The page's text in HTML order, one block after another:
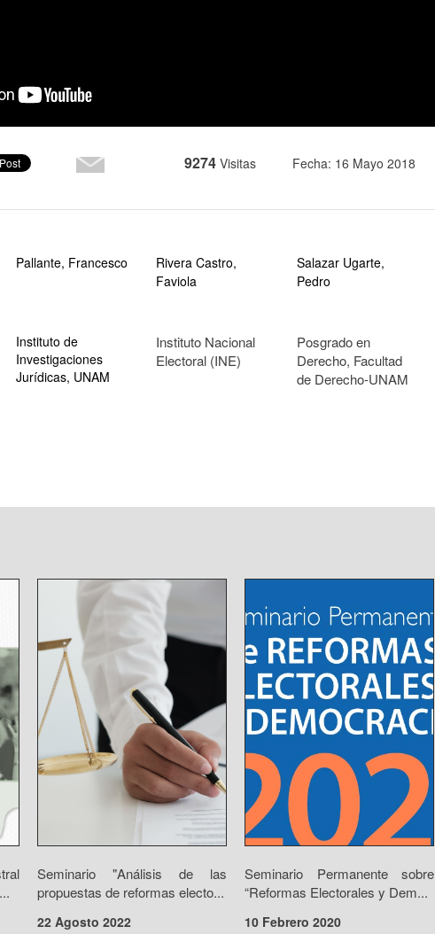
9274 Visitas Fecha: 16 Mayo 2018
Pallante, Francesco
Rivera Castro,
Faviola
Salazar Ugarte,
Pedro
Instituto de
Investigaciones
Jurídicas, UNAM
Instituto Nacional
Electoral (INE)
Posgrado en
Derecho, Facultad
de Derecho-UNAM
Seminario "Análisis de las
propuestas de reformas electo...
22 Agosto 2022
Seminario Permanente sobre
“Reformas Electorales y Dem...
10 Febrero 2020